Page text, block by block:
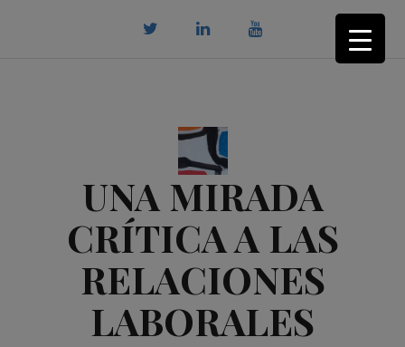
UNA MIRADA
CRÍTICA A LAS
RELACIONES
LABORALES